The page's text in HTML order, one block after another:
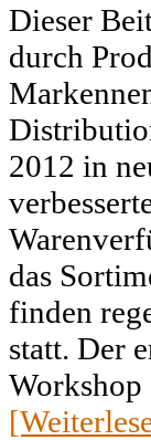
Dieser
durch
2012 in
das
finden
statt. Der
Workshop